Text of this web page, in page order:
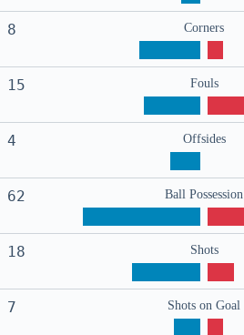
8 Corners
15 Fouls
4 Offsides
62 Ball Possession
18 Shots
7 Shots on Goal